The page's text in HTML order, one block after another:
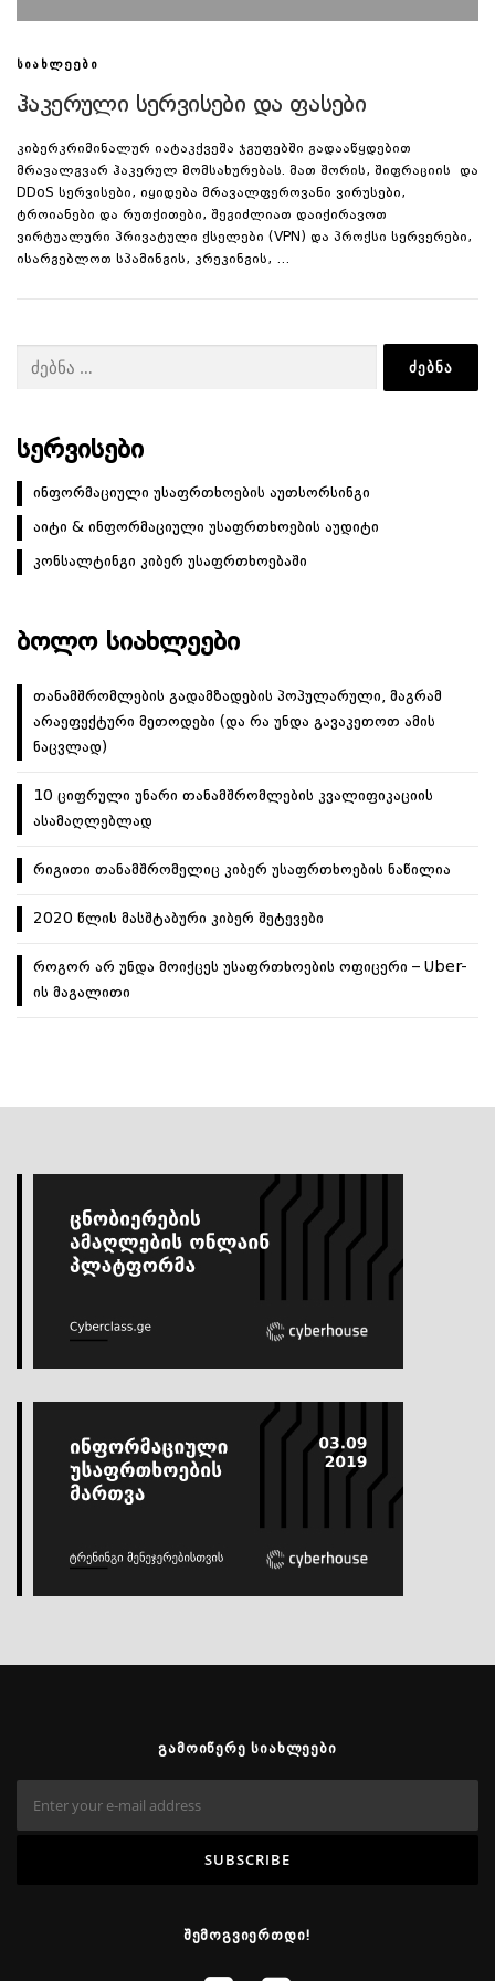
ᲡᲘᲐᲮᲚᲔᲔᲑᲘ
ჰაკერული სერვისები და ფასები
კიბერკრიმინალურ იატაკქვეშა ჯგუფებში გადააწყდებით
მრავალგვარ ჰაკერულ მომსახურებას. მათ შორის, შიფრაციის და
DDoS სერვისები, იყიდება მრავალფეროვანი ვირუსები,
ტროიანები და რუთქითები, შეგიძლიათ დაიქირავოთ
ვირტუალური პრივატული ქსელები (VPN) და პროქსი სერვერები,
ისარგებლოთ სპამინგის, კრეკინგის, …
ᲡᲔᲠᲕᲘᲡᲔᲑᲘ
ინფორმაციული უსაფრთხოების აუთსორსინგი
აიტი & ინფორმაციული უსაფრთხოების აუდიტი
კონსალტინგი კიბერ უსაფრთხოებაში
ᲑᲝᲚᲝ ᲡᲘᲐᲮᲚᲔᲔᲑᲘ
თანამშრომლების გადამზადების პოპულარული, მაგრამ
არაეფექტური მეთოდები (და რა უნდა გავაკეთოთ ამის
ნაცვლად)
10 ციფრული უნარი თანამშრომლების კვალიფიკაციის
ასამაღლებლად
რიგითი თანამშრომელიც კიბერ უსაფრთხოების ნაწილია
2020 წლის მასშტაბური კიბერ შეტევები
როგორ არ უნდა მოიქცეს უსაფრთხოების ოფიცერი – Uber-
ის მაგალითი
ᲒᲐᲛᲝᲘᲬᲔᲠᲔ ᲡᲘᲐᲮᲚᲔᲔᲑᲘ
ᲨᲔᲛᲝᲒᲕᲘᲔᲠᲗᲓᲘ!